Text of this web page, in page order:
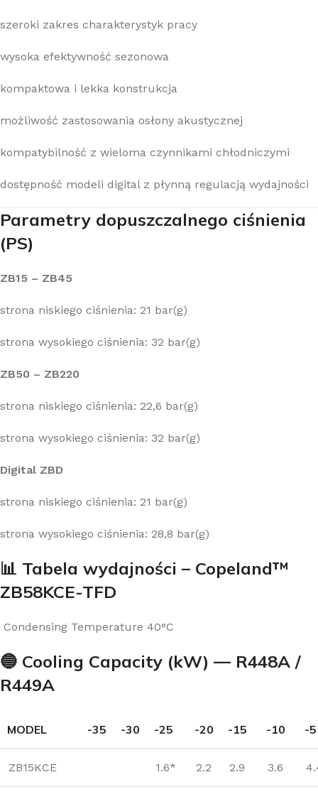
szeroki zakres charakterystyk pracy
wysoka efektywność sezonowa
kompaktowa i lekka konstrukcja
możliwość zastosowania osłony akustycznej
kompatybilność z wieloma czynnikami chłodniczymi
dostępność modeli digital z płynną regulacją wydajności
Parametry dopuszczalnego ciśnienia
(PS)
ZB15 – ZB45
strona niskiego ciśnienia: 21 bar(g)
strona wysokiego ciśnienia: 32 bar(g)
ZB50 – ZB220
strona niskiego ciśnienia: 22,6 bar(g)
strona wysokiego ciśnienia: 32 bar(g)
Digital ZBD
strona niskiego ciśnienia: 21 bar(g)
strona wysokiego ciśnienia: 28,8 bar(g)
📊 Tabela wydajności – Copeland™
ZB58KCE-TFD
Condensing Temperature 40°C
🔵 Cooling Capacity (kW) — R448A /
R449A
MODEL -35 -30 -25 -20 -15 -10 -5
ZB15KCE 1.6* 2.2 2.9 3.6